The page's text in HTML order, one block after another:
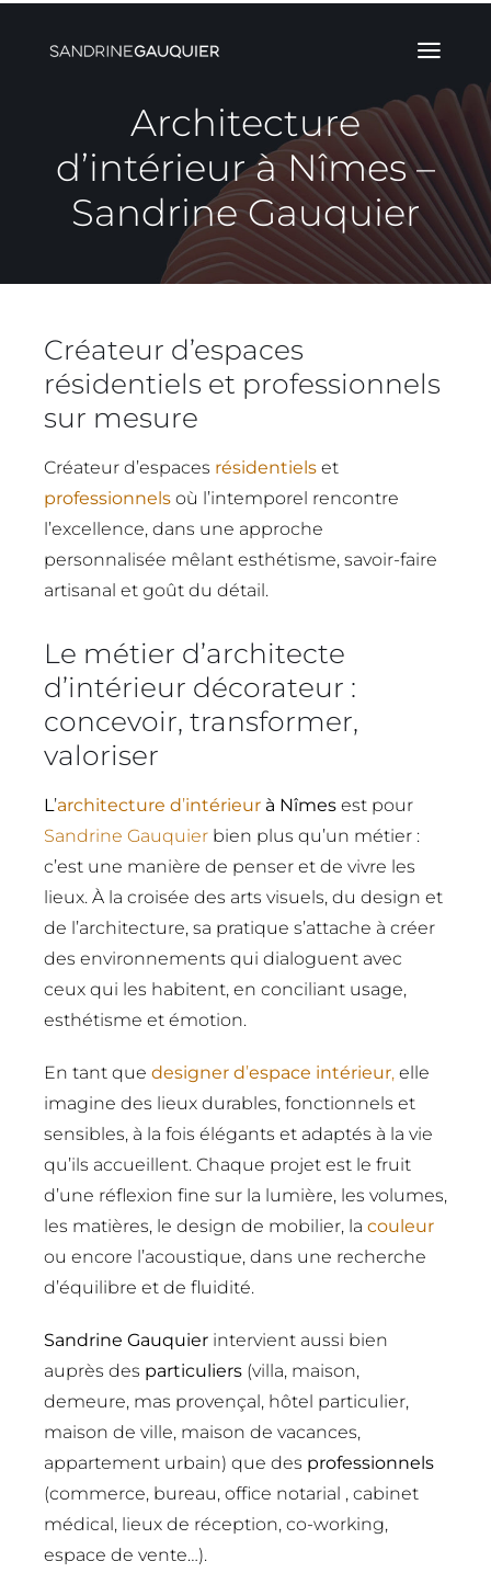
Architecture
d’intérieur à Nîmes –
Sandrine Gauquier
Créateur d’espaces
résidentiels et professionnels
sur mesure
Créateur d’espaces résidentielset
professionnelsoù l’intemporel rencontre
l’excellence, dans une approche
personnalisée mêlant esthétisme, savoir-faire
artisanal et goût du détail.
Le métier d’architecte
d’intérieur décorateur :
concevoir, transformer,
valoriser
L’architecture d’intérieurà Nîmesest pour
Sandrine Gauquierbien plus qu’un métier :
c’est une manière de penser et de vivre les
lieux. À la croisée des arts visuels, du design et
de l’architecture, sa pratique s’attache à créer
des environnements qui dialoguent avec
ceux qui les habitent, en conciliant usage,
esthétisme et émotion.
En tant que designer d’espace intérieur,elle
imagine des lieux durables, fonctionnels et
sensibles, à la fois élégants et adaptés à la vie
qu’ils accueillent. Chaque projet est le fruit
d’une réflexion fine sur la lumière, les volumes,
les matières, le design de mobilier, la couleur
ou encore l’acoustique, dans une recherche
d’équilibre et de fluidité.
Sandrine Gauquier intervient aussi bien
auprès des particuliers(villa, maison,
demeure, mas provençal, hôtel particulier,
maison de ville, maison de vacances,
appartement urbain) que des professionnels
(commerce, bureau, office notarial , cabinet
médical, lieux de réception, co-working,
espace de vente…).